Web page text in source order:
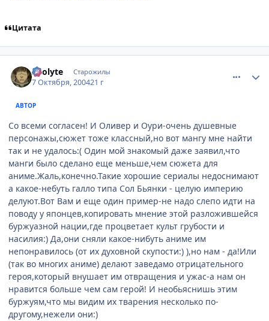
Цитата
Acolyte Старожилы
7 Октября, 200421 г
АВТОР
Со всеми согласен! И Оливер и Оури-очень душевные
персонажы,сюжет тоже классный,но вот мангу мне найти
так и не удалось:( Один мой знакомый даже заявил,что
манги было сделано еще меньше,чем сюжета для
аниме.Жаль,конечно.Такие хорошие сериалы недоснимают
а какое-небуть галло типа Сол Бьянки - целую империю
делуют.Вот Вам и еще один пример-не надо слепо идти на
поводу у японцев,копировать мнение этой разложившейся
буржуазной нации,где процветает культ грубости и
насилия:) Да,они сняли какое-нибуть аниме им
непонравилось (от их духовной скупости:) ),но нам - да!Или
(так во многих аниме) делают заведамо отрицательного
героя,который внушает им отвращения и ужас-а нам он
нравится больше чем сам герой! И необьяснишь этим
буржуям,что мы видим их тварения несколько по-
другому,нежели они:)